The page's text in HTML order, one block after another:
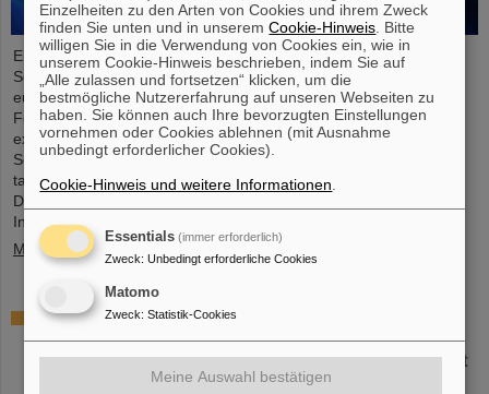
Einem internationalen Forschungsteam ist ein entscheidender
Schritt zu einer neuen Generation von Atomuhren gelungen. Am
europäischen Röntgenlaser European XFEL haben die
Forschenden auf Basis des Elements Scandium einen wesentlich
exakteren Taktgeber erzeugt, der eine Genauigkeit von einer
Sekunde in 300 Milliarden Jahren ermöglicht – das ist rund
tausendmal präziser als die Standard-Atomuhr auf Cäsium-Basis.
Das Team, zu dem auch Wissenschaftler*innen des Helmholtz-
Instituts Jena, ....
Mehr »
Italienisch-deutsche Wissenschaftskooperation:
CNAO in Pavia erhält Fördermittel von über
385.000 Euro für gemeinsames Forschungsprojekt
mit GSI in Darmstadt
Einzelheiten zu den Arten von Cookies und ihrem Zweck
finden Sie unten und in unseremCookie-Hinweis . Bitte
willigen Sie in die Verwendung von Cookies ein, wie in
unserem Cookie-Hinweis beschrieben, indem Sie auf
„Alle zulassen und fortsetzen“ klicken, um die
bestmögliche Nutzererfahrung auf unseren Webseiten zu
haben. Sie können auch Ihre bevorzugten Einstellungen
vornehmen oder Cookies ablehnen (mit Ausnahme
unbedingt erforderlicher Cookies).
Cookie-Hinweis und weitere Informationen
Essentials (immer erforderlich)
Zweck: Unbedingt erforderliche Cookies
Matomo
Zweck: Statistik-Cookies
Meine Auswahl bestätigen